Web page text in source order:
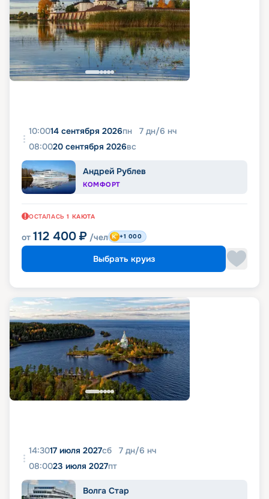
10:0014 сентября 2026пн 7 дн/6 нч
08:0020 сентября 2026вс
Андрей Рублев
КОМФОРТ
ОСТАЛАСЬ 1 КАЮТА
от 112 400 ₽ /чел +1 000
Выбрать круиз
14:3017 июля 2027сб 7 дн/6 нч
08:0023 июля 2027пт
Волга Стар